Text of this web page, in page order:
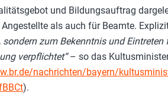
und Bildungsauftrag
als auch für Beamte.
sondern zum Bekenntnis und
verpflichtet“– so das
nachrichten/bayern/
).